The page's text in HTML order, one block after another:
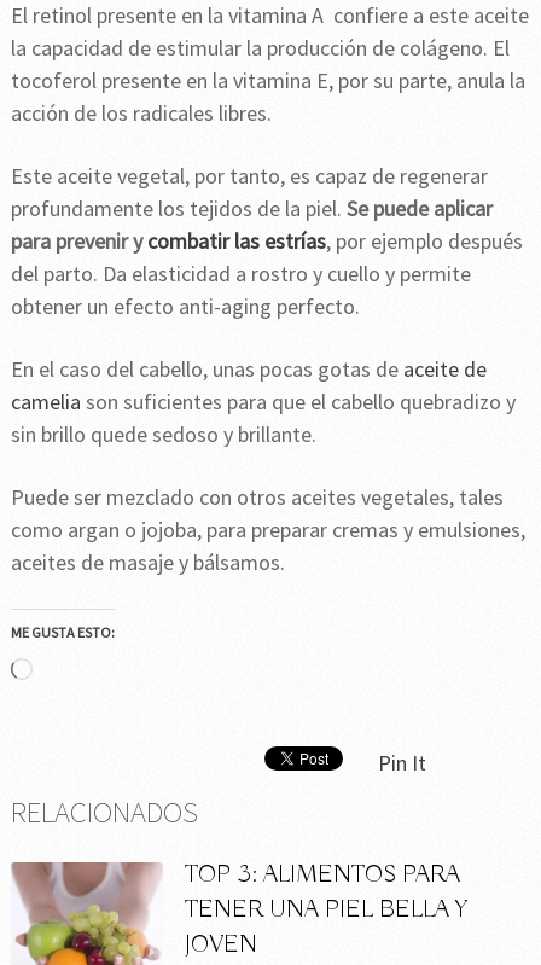
El retinol presente en la vitamina A confiere a este aceite
la capacidad de estimular la producción de colágeno. El
tocoferol presente en la vitamina E, por su parte, anula la
acción de los radicales libres.
Este aceite vegetal, por tanto, es capaz de regenerar
profundamente los tejidos de la piel. Se puede aplicar
para prevenir ycombatir las estrías, por ejemplo después
del parto. Da elasticidad a rostro y cuello y permite
obtener un efecto anti-aging perfecto.
En el caso del cabello, unas pocas gotas deaceite de
camelia son suficientes para que el cabello quebradizo y
sin brillo quede sedoso y brillante.
Puede ser mezclado con otros aceites vegetales, tales
como argan o jojoba, para preparar cremas y emulsiones,
aceites de masaje y bálsamos.
ME GUSTA ESTO:
Cargando...
Pin It
RELACIONADOS
TOP 3: ALIMENTOS PARA
TENER UNA PIEL BELLA Y
JOVEN